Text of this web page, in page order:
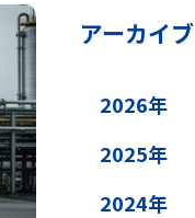
アーカイブ
2026年
2025年
2024年